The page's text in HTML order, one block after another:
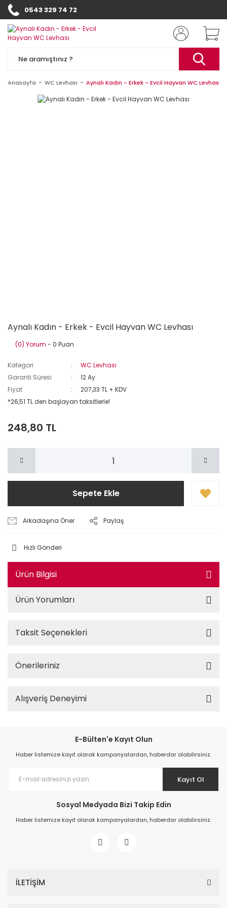
0543 329 74 72
Anasayfa WC Levhası Aynalı Kadın - Erkek - Evcil Hayvan WC Levhası
Aynalı Kadın - Erkek - Evcil Hayvan WC Levhası
(0) Yorum - 0 Puan
Kategori
WC Levhası
Garanti Süresi
12 Ay
Fiyat
207,33 TL + KDV
*26,51 TL den başlayan taksitlerle!
248,80 TL
Sepete Ekle
Arkadaşına Öner Paylaş
Hızlı Gönderi
Ürün Bilgisi
Ürün Yorumları
Taksit Seçenekleri
Önerileriniz
Alışveriş Deneyimi
E-Bülten'e Kayıt Olun
Haber listemize kayıt olarak kampanyalardan, haberdar olabilirsiniz.
Kayıt Ol
Sosyal Medyada Bizi Takip Edin
Haber listemize kayıt olarak kampanyalardan, haberdar olabilirsiniz.
İLETİŞİM